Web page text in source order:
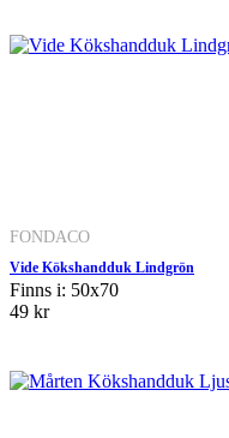
FONDACO
Vide Kökshandduk Lindgrön
Finns i: 50x70
49 kr